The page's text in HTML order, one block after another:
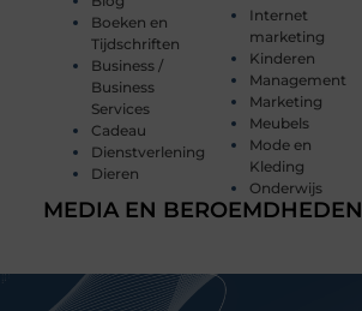
Boeken en
Tijdschriften
Business /
Business
Services
Cadeau
Dienstverlening
Dieren
Internet
marketing
Kinderen
Management
Marketing
Meubels
Mode en
Kleding
Onderwijs
MEDIA EN BEROEMDHEDEN